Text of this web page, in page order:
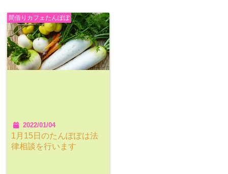
間借りカフェたんぽぽ
2022/01/04
1月15日のたんぽぽは法
律相談を行います